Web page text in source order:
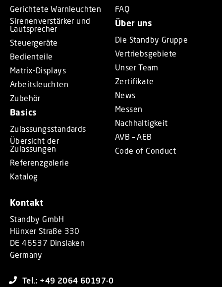
Gerichtete Warnleuchten
Sirenenverstärker und
Lautsprecher
Steuergeräte
Bedienteile
Matrix-Displays
Arbeitsleuchten
Zubehör
Basics
Zulassungsstandards
Übersicht der
Zulassungen
Referenzgalerie
Katalog
FAQ
Über uns
Die Standby Gruppe
Vertriebsgebiete
Unser Team
Zertifikate
News
Messen
Nachhaltigkeit
AVB – AEB
Code of Conduct
Kontakt
Standby GmbH
Hünxer Straße 330
DE 46537 Dinslaken
Germany
Tel.: +49 2064 60197-0